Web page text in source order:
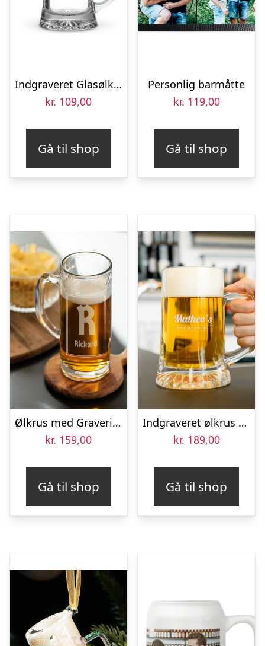
Indgraveret Glasølkrus
kr. 109,00
Gå til shop
Personlig barmåtte
kr. 119,00
Gå til shop
Ølkrus med Gravering – Egen Tekst
kr. 159,00
Gå til shop
Indgraveret ølkrus – 2 stk
kr. 189,00
Gå til shop